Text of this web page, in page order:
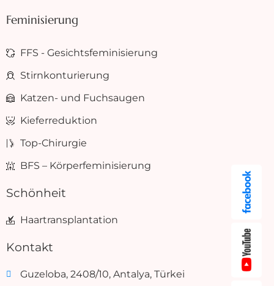
Feminisierung
FFS - Gesichtsfeminisierung
Stirnkonturierung
Katzen- und Fuchsaugen
Kieferreduktion
Top-Chirurgie
BFS – Körperfeminisierung
Schönheit
Haartransplantation
Kontakt
Guzeloba, 2408/10, Antalya, Türkei